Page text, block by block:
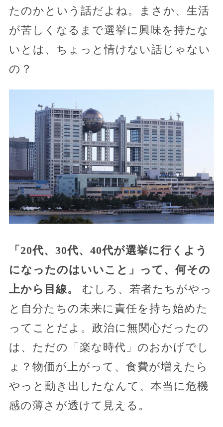
たのかという話だよね。まさか、生活
が苦しくなるまで選挙に興味を持たな
いとは、ちょっと情けない話じゃない
の？
「20代、30代、40代が選挙に行くよう
になったのはいいこと」って、何その
上から目線。
むしろ、若者たちがやっ
と自分たちの未来に責任を持ち始めた
ってことだよ。政治に無関心だったの
は、ただの「楽な時代」のおかげでし
ょ？物価が上がって、食費が増えたら
やっと動き出したなんて、本当に危機
感の薄さが透けて見える。